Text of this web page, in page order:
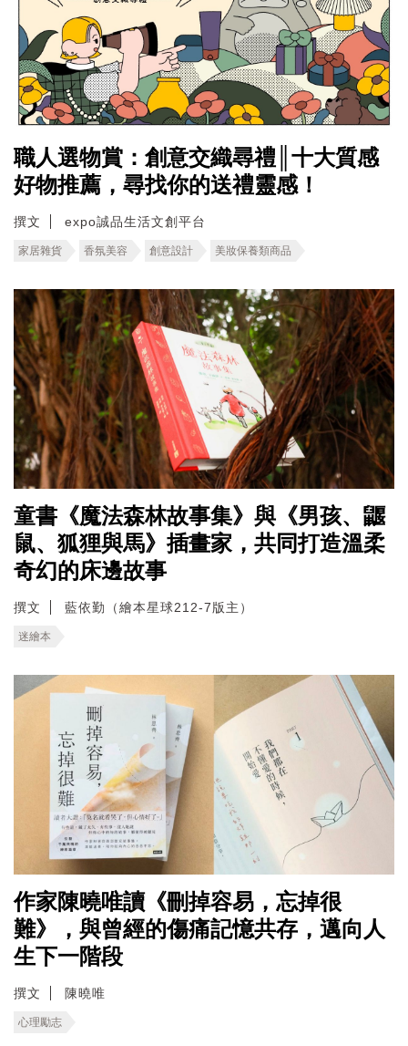
職人選物賞：創意交織尋禮║十大質感
好物推薦，尋找你的送禮靈感！
撰文 expo誠品生活文創平台
家居雜貨 香氛美容 創意設計 美妝保養類商品
童書《魔法森林故事集》與《男孩、鼴
鼠、狐狸與馬》插畫家，共同打造溫柔
奇幻的床邊故事
撰文 藍依勤（繪本星球212-7版主）
迷繪本
作家陳曉唯讀《刪掉容易，忘掉很
難》，與曾經的傷痛記憶共存，邁向人
生下一階段
撰文 陳曉唯
心理勵志